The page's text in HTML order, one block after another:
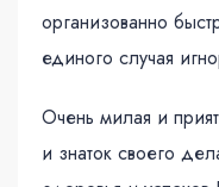
организованно
единого случая
Очень милая и
и знаток своего